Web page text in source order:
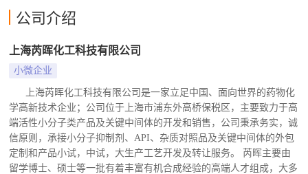
公司介绍
上海芮晖化工科技有限公司
小微企业
上海芮晖化工科技有限公司是一家立足中国、面向世界的药物化
学高新技术企业；公司位于上海市浦东外高桥保税区，主要致力于高
端活性小分子类产品及关键中间体的开发和销售，公司秉承务实，诚
信原则，承接小分子抑制剂、API、杂质对照品及关键中间体的外包
定制和产品小试，中试，大生产工艺开发及转让服务。 芮晖主要由
留学博士、硕士等一批有着丰富有机合成经验的高端人才组成，大多